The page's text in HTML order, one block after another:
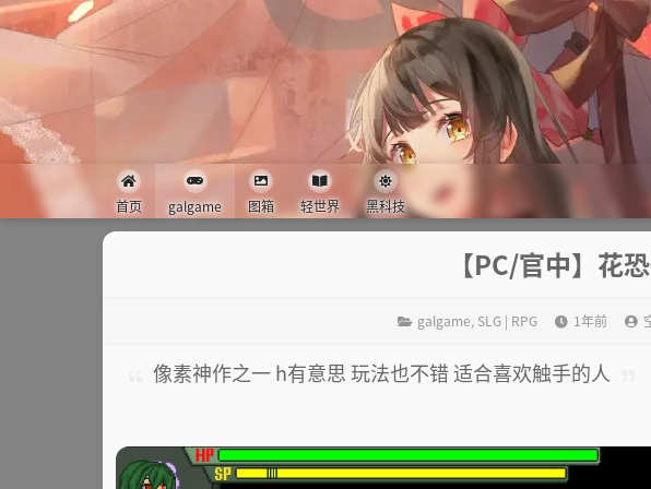
首页 galgame 图箱 轻世界 黑科技
【PC/官中】花
galgame, SLG | RPG 1年前
像素神作之一 h有意思 玩法也不错 适合喜欢触手的人